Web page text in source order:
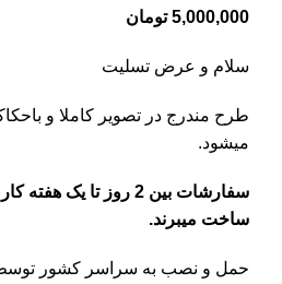
5,000,000 تومان
سلام و عرض تسلیت
طرح مندرج در تصویر کاملا و
میشود.
سفارشات بین 2 روز تا
ساخت میبرند.
حمل و نصب به سراسر کشور